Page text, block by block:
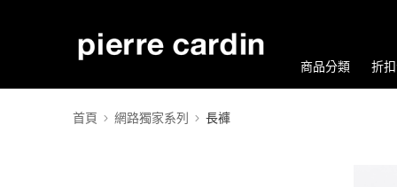
商品分類 折
首頁 網路獨家系列 長褲